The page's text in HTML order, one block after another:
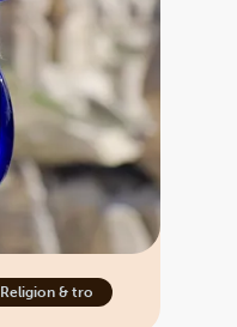
Religion & tro